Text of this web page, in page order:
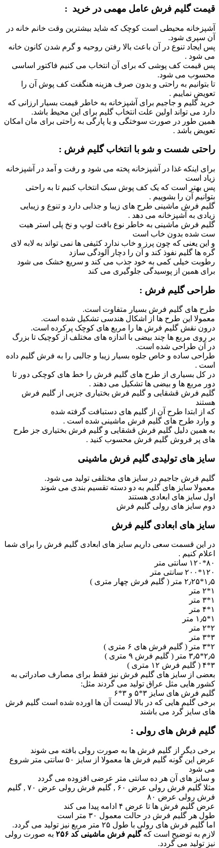
قیمت گلیم فرش عامل مهمی در خرید :
آشپزخانه محیطی است کوچک که شاید بیشترین وقت خانم خانه در
آن سپری شود.
پس ایجاد تنوع در آن باعث بالا رفتن روحیه و گرم شدن کانون خانه
می شود .
پس قیمت کف پوشی که برای آن انتخاب می کنیم فاکتور اساسی
محسوب می شود.
تا بتوانیم به راحتی و بدون صرف هزینه هنگفت کف پوش آن را
تعویض نماییم .
خرید گلیم و جاجیم برای آشپزخانه به خاطر قیمت بسیار ارزانی که
دارد می تواند اولین علت انتخاب گلیم برای این محیط باشد.
همین طور در صورت سوختگی و یا پارگی به راحتی برای مان امکان
تعویض باشد .
راحتی شست و شو با انتخاب گلیم فرش :
برای اینکه غذا در آشپزخانه پخته می شود و رفت و آمد در آشپزخانه
زیاد است
پس بهتر است که یک کف پوش سبک انتخاب کنیم تا به راحتی
بتوانیم آن را بشوییم .
گلیم فرش ماشینی طرح های زیبا و جذابی دارد و تنوع و زیبایی
زیادی به آشپزخانه می دهد .
گلیم فرش ماشینی به خاطر نوع بافت لوپ و نخ پلی استر هیت
ست شده بدون خاب است
و این یعنی که چون پرز و خاب ندارد کثیفی ها نمی تواند به لابه لای
گره ها گلیم نفوذ کند و آن را دچار آلودگی سازد
رطوبت خیلی کمی به خود جذب می کند و سریع خشک می شود
برای همین از پوسیدگی جلوگیری می کند
طراحی گلیم فرش :
طرح های گلیم فرش بسیار متفاوت است.
معمولا این طرح ها از اشکال هندسی تشکیل شده است.
درون نقش گلیم فرش ها را مربع های کوچک پرکرده است.
بر روی مربع ها چند بیضی با اندازه های مختلف از کوچیک تا بزرگ
در آن طراحی شده است.
طراحی ساده و خاص جلوه بسیار زیبا و جالبی را به فرش گلیم داده
است .
در کل بسیاری از طرح های گلیم فرش را خط های کوچکی دور تا
دور مربع ها و بیضی ها تشکیل می دهند .
گلیم فرش قشقایی و گلیم فرش بختیاری جزیی از گلیم فرش
هستند
که از ابتدا طرح آن از گلیم های دستبافت گرفته شده
و وارد طرح های گلیم فرش ماشینی شده است .
به همین دلیل گلیم فرش قشقایی و گلیم فرش بختیاری جز طرح
های پر فروش گلیم فرش محسوب کنید .
سایز های تولیدی گلیم فرش ماشینی
گلیم فرش جاجیم در سایز های مختلفی تولید می شود.
معمولا سایز های گلیم به دو دسته تقسیم بندی می شوند
اول سایز های ابعادی هستند
دوم سایز های رولی گلیم فرش
سایز های ابعادی گلیم فرش
در این قسمت سعی داریم سایز های ابعادی گلیم فرش را برای شما
اعلام کنیم .
۸۰*۱۲۰ سانتی متر
۱۲۰*۲۰۰ سانتی متر
۱٫۵*۲٫۲۵ متر ( گلیم فرش چهار متری )
۱*۲ متر
۱*۳ متر
۱*۴ متر
۱*۱٫۵ متر
۲*۲ متر
۳*۳ متر
۲*۳ متر ( گلیم فرش های ۶ متری )
۲٫۵*۳٫۵ متر ( گلیم فرش ۹ متری )
۳*۴ ( گلیم فرش ۱۲ متری )
بعضی از سایز های گلیم فرش نیز فقط برای مصارف صادراتی به
کشور هایی مثل عراق تولید می گردند مثل:
گلیم فرش های سایز ۳*۵ و ۳*۶
برخی گلیم هایی که در بالا لیست آن ها اورده شده است گلیم فرش
های سایز گرد می باشند
گلیم فرش های رولی :
برخی دیگر از گلیم فرش ها به صورت رولی بافته می شوند
عرض این گونه گلیم فرش ها معمولا از سایز ۵۰ سانتی متر شروع
می شود
و سایز های آن هر ده سانتی متر عرضی افزوده می گردد
مثلا گلیم فرش رولی عرض ۶۰ , گلیم فرش رولی عرض ۷۰ , گلیم
فرش رولی عرض ۸۰
عرض گلیم فرش ها تا عرض ۴ ادامه پیدا می کند
طول هر گلیم فرش در حالت معمول ۳۰ متر است
اما گلیم فرش های رولی با طول ۲۵ متر مربع نیز تولید می گردد.
لازم به توضیح است کهگلیم فرش ماشینی کد ۲۵۶
به صورت رولی
نیز تولید می گردد.